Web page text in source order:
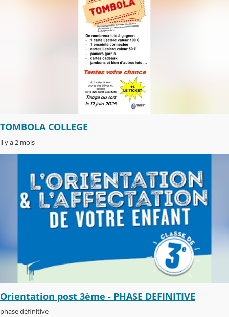
TOMBOLA COLLEGE
il y a 2 mois
Orientation post 3ème - PHASE DEFINITIVE
phase définitive -